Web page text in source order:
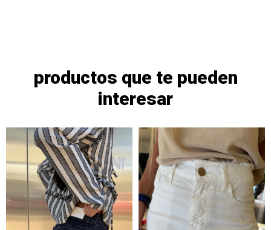
productos que te pueden
interesar